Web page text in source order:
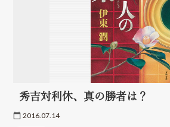
秀吉対利休、真の勝者は？
2016.07.14